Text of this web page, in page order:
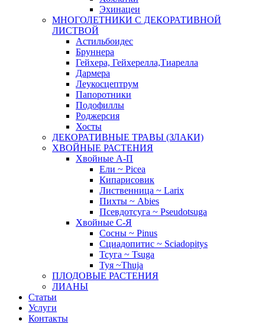
Эхинацеи
МНОГОЛЕТНИКИ С ДЕКОРАТИВНОЙ
ЛИСТВОЙ
Астильбоидес
Бруннера
Гейхера, Гейхерелла,Тиарелла
Дармера
Леукосцептрум
Папоротники
Подофиллы
Роджерсия
Хосты
ДЕКОРАТИВНЫЕ ТРАВЫ (ЗЛАКИ)
ХВОЙНЫЕ РАСТЕНИЯ
Хвойные А-П
Ели ~ Picea
Кипарисовик
Лиственница ~ Larix
Пихты ~ Abies
Псевдотсуга ~ Pseudotsuga
Хвойные С-Я
Сосны ~ Pinus
Сциадопитис ~ Sciadopitys
Тсуга ~ Tsuga
Туя ~Thuja
ПЛОДОВЫЕ РАСТЕНИЯ
ЛИАНЫ
Статьи
Услуги
Контакты